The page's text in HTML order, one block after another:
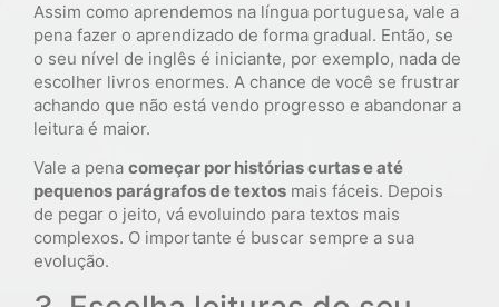
Assim como aprendemos na língua portuguesa, vale a
pena fazer o aprendizado de forma gradual. Então, se
o seu nível de inglês é iniciante, por exemplo, nada de
escolher livros enormes. A chance de você se frustrar
achando que não está vendo progresso e abandonar a
leitura é maior.
Vale a pena começar por histórias curtas e até
pequenos parágrafos de textos mais fáceis. Depois
de pegar o jeito, vá evoluindo para textos mais
complexos. O importante é buscar sempre a sua
evolução.